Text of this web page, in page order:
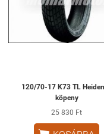
120/70-17 K73 TL
köpeny
25 830 Ft